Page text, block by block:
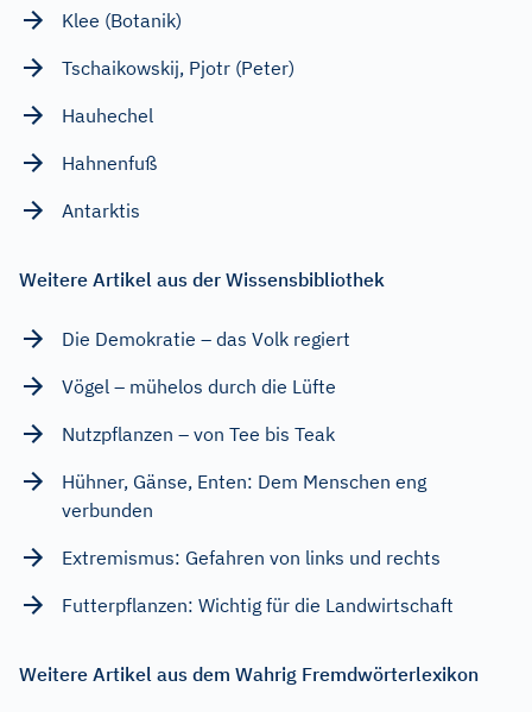
Klee (Botanik)
Tschaikowskij, Pjotr (Peter)
Hauhechel
Hahnenfuß
Antarktis
Weitere Artikel aus der Wissensbibliothek
Die Demokratie – das Volk regiert
Vögel – mühelos durch die Lüfte
Nutzpflanzen – von Tee bis Teak
Hühner, Gänse, Enten: Dem Menschen eng
verbunden
Extremismus: Gefahren von links und rechts
Futterpflanzen: Wichtig für die Landwirtschaft
Weitere Artikel aus dem Wahrig Fremdwörterlexikon